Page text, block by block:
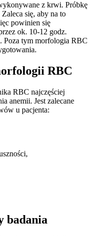
z krwi. Próbkę
się, aby na to
powinien się
ok. 10-12 godz.
Poza tym morfologia RBC
RBC
RBC najczęściej
anemii. Jest zalecane
u pacjenta:
badania